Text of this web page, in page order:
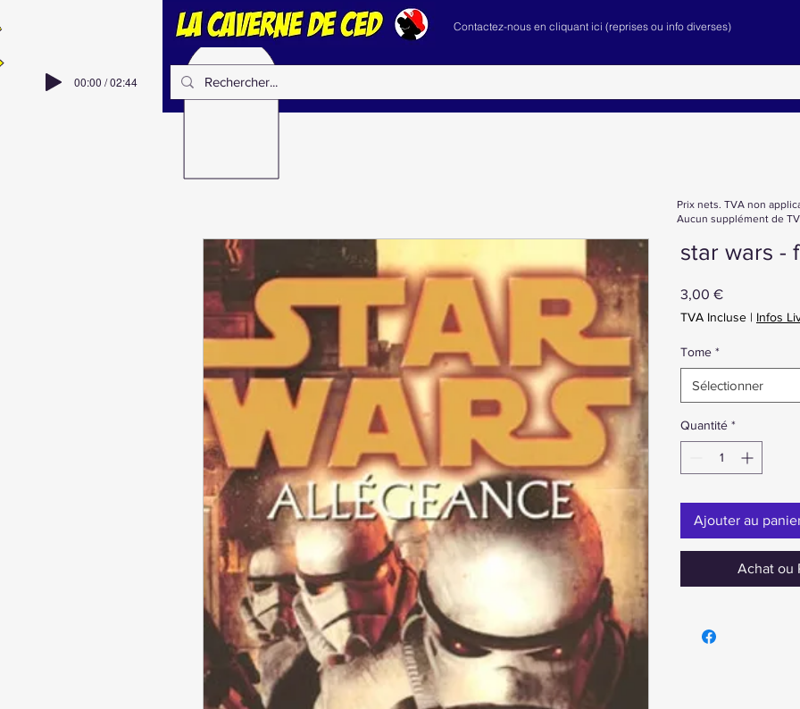
00:00 / 02:44
Contactez-nous en cliquant ici (reprises ou info diverses)
star wars -
3,00 €Prix
TVA Incluse | Infos
Tome *
Sélectionner
Quantité *
Ajouter au
Achat ou
Prix nets. TVA non
Aucun supplément de